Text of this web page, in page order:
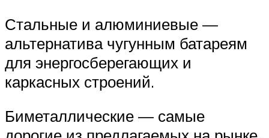
Стальные и алюминиевые —
альтернатива чугунным батареям
для энергосберегающих и
каркасных строений.
Биметаллические — самые